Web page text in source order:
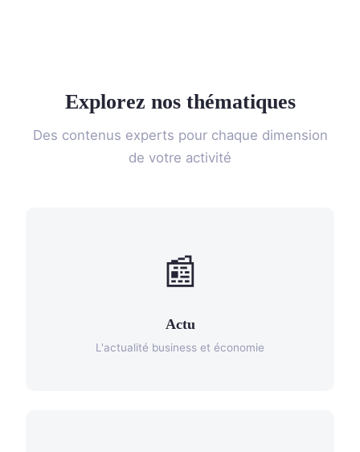
Explorez nos thématiques
Des contenus experts pour chaque dimension
de votre activité
📰
Actu
L'actualité business et économie